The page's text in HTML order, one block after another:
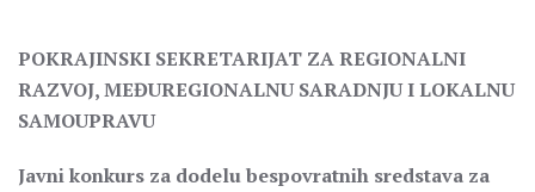
POKRAJINSKI SEKRETARIJAT ZA REGIONALNI
RAZVOJ, MEĐUREGIONALNU SARADNJU I LOKALNU
SAMOUPRAVU
Javni konkurs za dodelu bespovratnih sredstava za